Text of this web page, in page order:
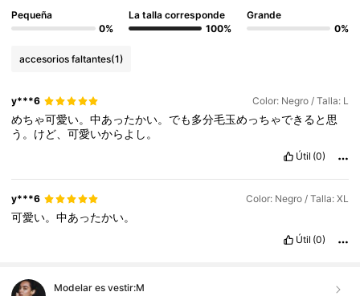
Pequeña
0%
La talla corresponde
100%
Grande
0%
accesorios faltantes(1)
y***6 Color: Negro / Talla: L
めちゃ可愛い。中あったかい。でも多分毛玉めっちゃできると思
う。けど、可愛いからよし。
Útil (0)
y***6 Color: Negro / Talla: XL
可愛い。中あったかい。
Útil (0)
Modelar es vestir:M